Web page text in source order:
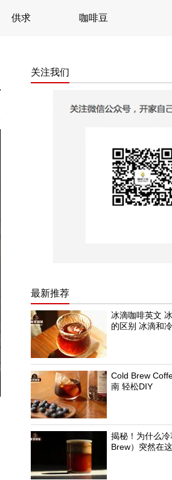
供求 咖啡豆
关注我们
最新推荐
冰滴咖啡英文
的区别 冰滴和
Cold Brew
南 轻松DIY
揭秘！为什么
Brew）突然在